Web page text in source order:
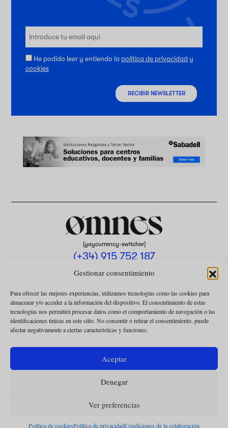
Gestionar consentimiento
Para ofrecer las mejores experiencias, utilizamos tecnologías como las cookies para
almacenar y/o acceder a la información del dispositivo. El consentimiento de estas
tecnologías nos permitirá procesar datos como el comportamiento de navegación o las
identificaciones únicas en este sitio. No consentir o retirar el consentimiento, puede
afectar negativamente a ciertas características y funciones.
Aceptar
Denegar
Ver preferencias
Política de cookiesPolítica de privacidadCondiciones de la colaboración
He podido leer y entiendo la política de privacidad y
cookies
RECIBIR NEWSLETTER
[yaycurrency-switcher]
(+34) 915 752 187
omnes@omnesmag.com
POLÍTICA DE PRIVACIDAD
USO DE COOKIES
CONDICIONES DE LA COLABORACIÓN